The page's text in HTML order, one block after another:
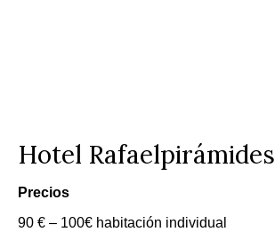
Hotel Rafaelpirámides
Precios
90 € – 100€ habitación individual